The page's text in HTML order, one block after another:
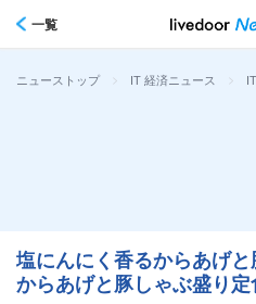
一覧
ニューストップ > IT 経済ニュース >
塩にんにく香るからあげ
からあげと豚しゃぶ盛り定